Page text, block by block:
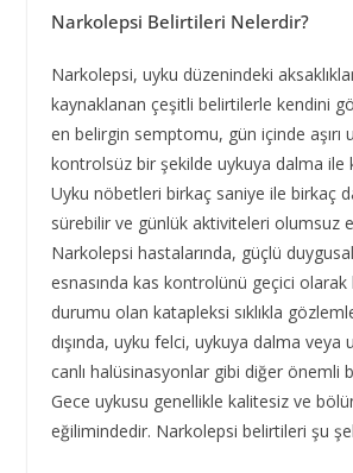
Narkolepsi Belirtileri Nelerdir?
Narkolepsi, uyku düzenindeki
kaynaklanan çeşitli belirtilerle kendini
en belirgin semptomu, gün içinde aşırı
kontrolsüz bir şekilde uykuya dalma ile
Uyku nöbetleri birkaç saniye ile birkaç
sürebilir ve günlük aktiviteleri olumsuz
Narkolepsi hastalarında, güçlü
esnasında kas kontrolünü geçici
durumu olan katapleksi sıklıkla
dışında, uyku felci, uykuya dalma veya
canlı halüsinasyonlar gibi diğer önemli
Gece uykusu genellikle kalitesiz ve
eğilimindedir. Narkolepsi belirtileri şu